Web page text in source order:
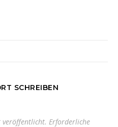
SCHREIBEN
veröffentlicht. Erforderliche